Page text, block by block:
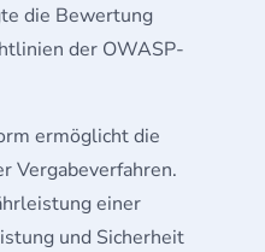
die Bewertung
der OWASP-
ermöglicht die
Vergabeverfahren.
einer
und Sicherheit